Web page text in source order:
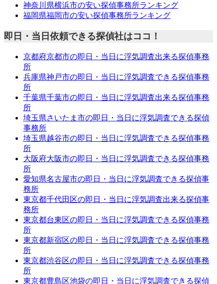
神奈川県横浜市の安い探偵事務所ランキング
福岡県福岡市の安い探偵事務所ランキング
即日・当日依頼できる探偵社はココ！
京都府京都市の即日・当日に浮気調査出来る探偵事務
所
兵庫県神戸市の即日・当日に浮気調査できる探偵事務
所
千葉県千葉市の即日・当日に浮気調査出来る探偵事務
所
埼玉県さいたま市の即日・当日に浮気調査できる探偵
事務所
埼玉県越谷市の即日・当日に浮気調査できる探偵事務
所
大阪府大阪市の即日・当日に浮気調査できる探偵事務
所
愛知県名古屋市の即日・当日に浮気調査できる探偵事
務所
東京都千代田区の即日・当日に浮気調査出来る探偵事
務所
東京都台東区の即日・当日に浮気調査できる探偵事務
所
東京都新宿区の即日・当日に浮気調査できる探偵事務
所
東京都渋谷区の即日・当日に浮気調査できる探偵事務
所
東京都豊島区池袋の即日・当日に浮気調査できる探偵